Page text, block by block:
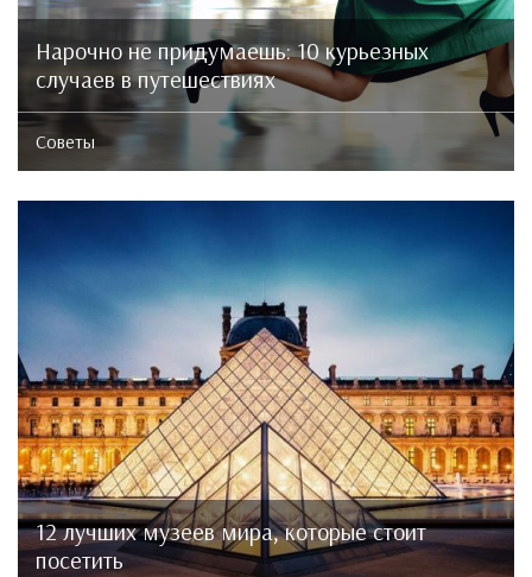
Нарочно не придумаешь: 10 курьезных
случаев в путешествиях
Советы
12 лучших музеев мира, которые стоит
посетить